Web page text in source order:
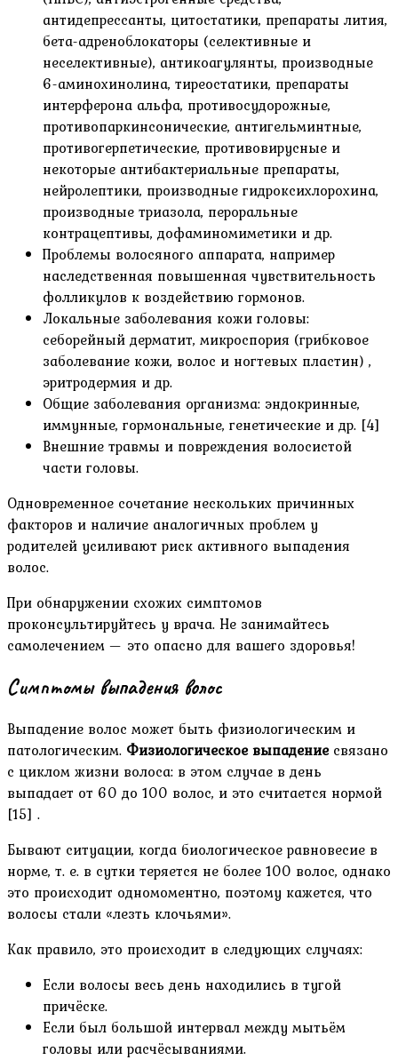
антидепрессанты, цитостатики, препараты лития,
бета-адреноблокаторы (селективные и
неселективные), антикоагулянты, производные
6-аминохинолина, тиреостатики, препараты
интерферона альфа, противосудорожные,
противопаркинсонические, антигельминтные,
противогерпетические, противовирусные и
некоторые антибактериальные препараты,
нейролептики, производные гидроксихлорохина,
производные триазола, пероральные
контрацептивы, дофаминомиметики и др.
Проблемы волосяного аппарата, например
наследственная повышенная чувствительность
фолликулов к воздействию гормонов.
Локальные заболевания кожи головы:
себорейный дерматит, микроспория (грибковое
заболевание кожи, волос и ногтевых пластин) ,
эритродермия и др.
Общие заболевания организма: эндокринные,
иммунные, гормональные, генетические и др. [4]
Внешние травмы и повреждения волосистой
части головы.
Одновременное сочетание нескольких причинных
факторов и наличие аналогичных проблем у
родителей усиливают риск активного выпадения
волос.
При обнаружении схожих симптомов
проконсультируйтесь у врача. Не занимайтесь
самолечением — это опасно для вашего здоровья!
Симптомы выпадения волос
Выпадение волос может быть физиологическим и
патологическим. Физиологическое выпадениесвязано
с циклом жизни волоса: в этом случае в день
выпадает от 60 до 100 волос, и это считается нормой
[15] .
Бывают ситуации, когда биологическое равновесие в
норме, т. е. в сутки теряется не более 100 волос, однако
это происходит одномоментно, поэтому кажется, что
волосы стали «лезть клочьями».
Как правило, это происходит в следующих случаях:
Если волосы весь день находились в тугой
причёске.
Если был большой интервал между мытьём
головы или расчёсываниями.